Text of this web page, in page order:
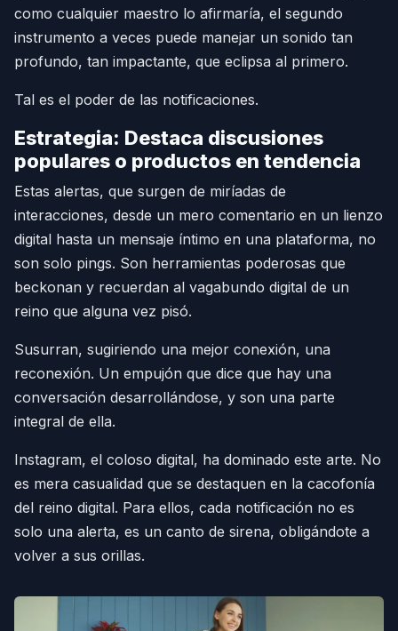
como cualquier maestro lo afirmaría, el segundo
instrumento a veces puede manejar un sonido tan
profundo, tan impactante, que eclipsa al primero.
Tal es el poder de las notificaciones.
Estrategia: Destaca discusiones
populares o productos en tendencia
Estas alertas, que surgen de miríadas de
interacciones, desde un mero comentario en un lienzo
digital hasta un mensaje íntimo en una plataforma, no
son solo pings. Son herramientas poderosas que
beckonan y recuerdan al vagabundo digital de un
reino que alguna vez pisó.
Susurran, sugiriendo una mejor conexión, una
reconexión. Un empujón que dice que hay una
conversación desarrollándose, y son una parte
integral de ella.
Instagram, el coloso digital, ha dominado este arte. No
es mera casualidad que se destaquen en la cacofonía
del reino digital. Para ellos, cada notificación no es
solo una alerta, es un canto de sirena, obligándote a
volver a sus orillas.